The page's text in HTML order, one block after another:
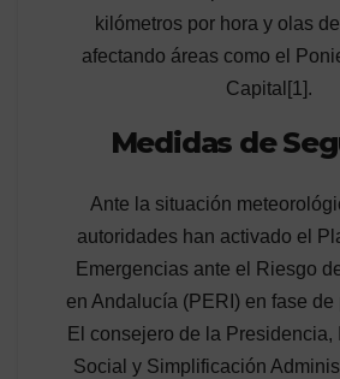
kilómetros por hora y olas
afectando áreas como el
Capital[1].
Medidas de
Ante la situación
autoridades han activado el
Emergencias ante el Riesgo
en Andalucía (PERI) en fase de
El consejero de la Presidencia,
Social y Simplificación